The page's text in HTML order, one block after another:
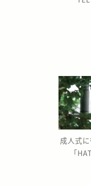
成人式
「